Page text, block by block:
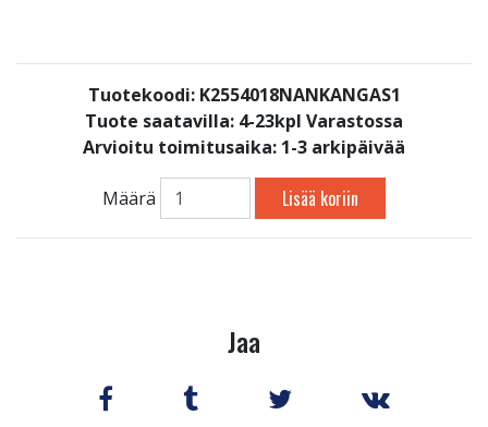
Tuotekoodi: K2554018NANKANGAS1
Tuote saatavilla: 4-23kpl Varastossa
Arvioitu toimitusaika: 1-3 arkipäivää
Määrä Lisää koriin
Jaa